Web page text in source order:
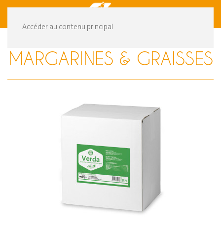
Accéder au contenu principal
MARGARINES & GRAISSES